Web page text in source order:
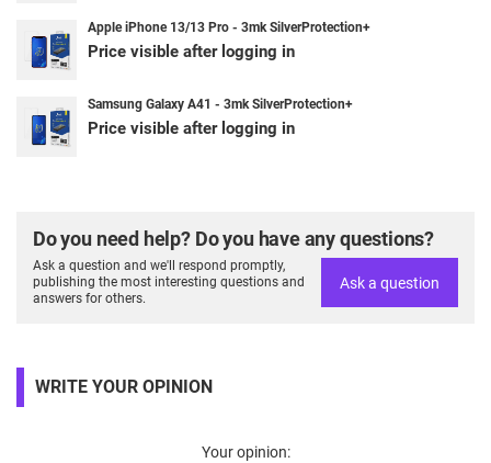
Apple iPhone 13/13 Pro - 3mk SilverProtection+
Price visible after logging in
Samsung Galaxy A41 - 3mk SilverProtection+
Price visible after logging in
Do you need help? Do you have any questions?
Ask a question and we'll respond promptly,
publishing the most interesting questions and
answers for others.
Ask a question
WRITE YOUR OPINION
Your opinion: